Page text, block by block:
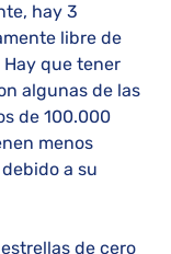
hay 3
libre de
que tener
algunas de las
de 100.000
menos
a su
de cero